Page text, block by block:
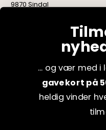
9870 Sindal
... og vær med
gavekort på
heldig vinder